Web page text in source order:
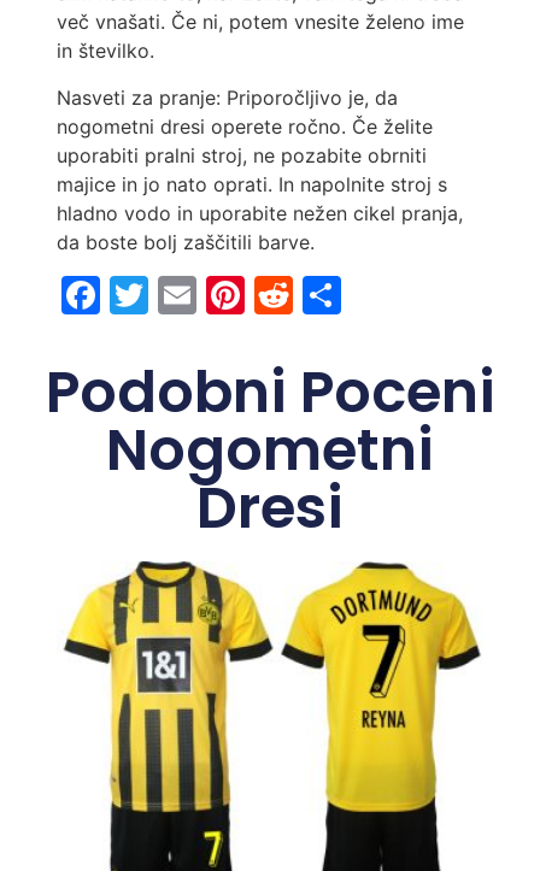
več vnašati. Če ni, potem vnesite želeno ime
in številko.
Nasveti za pranje: Priporočljivo je, da
nogometni dresi operete ročno. Če želite
uporabiti pralni stroj, ne pozabite obrniti
majice in jo nato oprati. In napolnite stroj s
hladno vodo in uporabite nežen cikel pranja,
da boste bolj zaščitili barve.
Facebook
Twitter
EmailPinterest
Reddit
Share
Podobni Poceni
Nogometni
Dresi